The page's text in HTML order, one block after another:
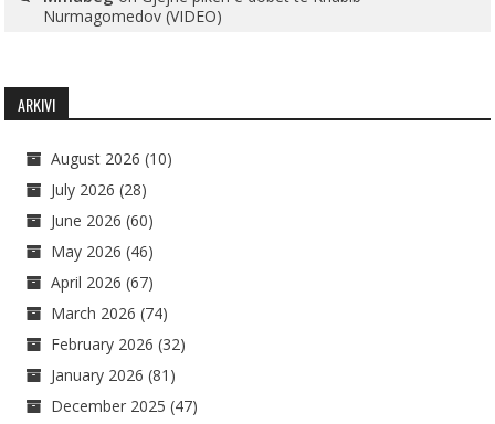
Nurmagomedov (VIDEO)
ARKIVI
August 2026 (10)
July 2026 (28)
June 2026 (60)
May 2026 (46)
April 2026 (67)
March 2026 (74)
February 2026 (32)
January 2026 (81)
December 2025 (47)